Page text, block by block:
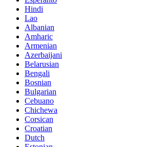
Hindi
Lao
Albanian
Amharic
Armenian
Azerbaijani
Belarusian
Bengali
Bosnian
Bulgarian
Cebuano
Chichewa
Corsican
Croatian
Dutch